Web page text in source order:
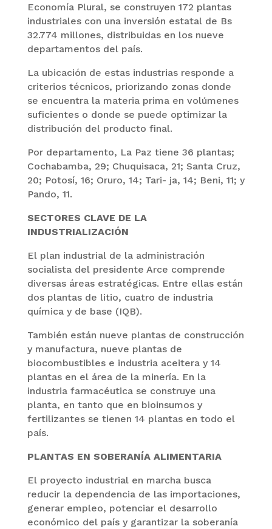
Economía Plural, se construyen 172 plantas
industriales con una inversión estatal de Bs
32.774 millones, distribuidas en los nueve
departamentos del país.
La ubicación de estas industrias responde a
criterios técnicos, priorizando zonas donde
se encuentra la materia prima en volúmenes
suficientes o donde se puede optimizar la
distribución del producto final.
Por departamento, La Paz tiene 36 plantas;
Cochabamba, 29; Chuquisaca, 21; Santa Cruz,
20; Potosí, 16; Oruro, 14; Tari- ja, 14; Beni, 11; y
Pando, 11.
SECTORES CLAVE DE LA
INDUSTRIALIZACIÓN
El plan industrial de la administración
socialista del presidente Arce comprende
diversas áreas estratégicas. Entre ellas están
dos plantas de litio, cuatro de industria
química y de base (IQB).
También están nueve plantas de construcción
y manufactura, nueve plantas de
biocombustibles e industria aceitera y 14
plantas en el área de la minería. En la
industria farmacéutica se construye una
planta, en tanto que en bioinsumos y
fertilizantes se tienen 14 plantas en todo el
país.
PLANTAS EN SOBERANÍA ALIMENTARIA
El proyecto industrial en marcha busca
reducir la dependencia de las importaciones,
generar empleo, potenciar el desarrollo
económico del país y garantizar la soberanía